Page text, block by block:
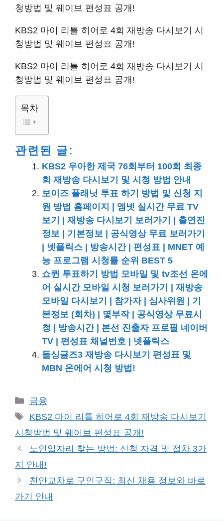
청방법 및 웨이브 편성표 공개!
KBS2 마이 리틀 히어로 4회 재방송 다시보기 시
청방법 및 웨이브 편성표 공개!
KBS2 마이 리틀 히어로 4회 재방송 다시보기 시
청방법 및 웨이브 편성표 공개!
목차
관련된 글:
KBS2 우아한 제국 76회부터 100회 최종
회 재방송 다시보기 및 시청 방법 안내
보이즈 플래닛 투표 하기 방법 및 신청 지
원 방법 홈페이지 | 엠넷 실시간 무료 TV
보기 | 재방송 다시보기 보러가기 | 출연진
정보 | 기본정보 | 공식영상 무료 보러가기
| 넷플릭스 | 방송시간 | 편성표 | MNET 예
능 프로그램 시청률 순위 BEST 5
쇼퀸 투표하기 방법 모바일 및 tv조선 온에
어 실시간 모바일 시청 보러가기 | 재방송
모바일 다시보기 | 참가자 | 심사위원 | 기
본정보 (회차) | 몇부작 | 공식영상 무료시
청 | 방송시간 | 본선 진출자 프로필 네이버
TV | 편성표 채널번호 | 넷플릭스
돌싱글즈3 재방송 다시보기 편성표 및
MBN 온에어 시청 방법!
카
테
리
금융
태
그
KBS2 마이 리틀 히어로 4회 재방송 다시보기
시청방법 및 웨이브 편성표 공개!
노인일자리 찾는 방법: 신청 자격 및 절차 3가
지 안내!
천안교차로 구인구직: 최신 채용 정보와 바로
가기 안내